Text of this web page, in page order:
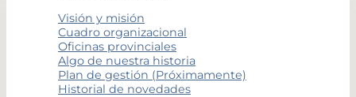
Visión y misión
Cuadro organizacional
Oficinas provinciales
Algo de nuestra historia
Plan de gestión (Próximamente)
Historial de novedades